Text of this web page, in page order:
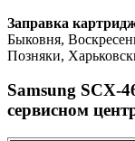
Заправка
Быковня,
Позняки,
Samsung SCX-
сервисном